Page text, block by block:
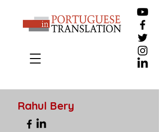
Rahul Bery